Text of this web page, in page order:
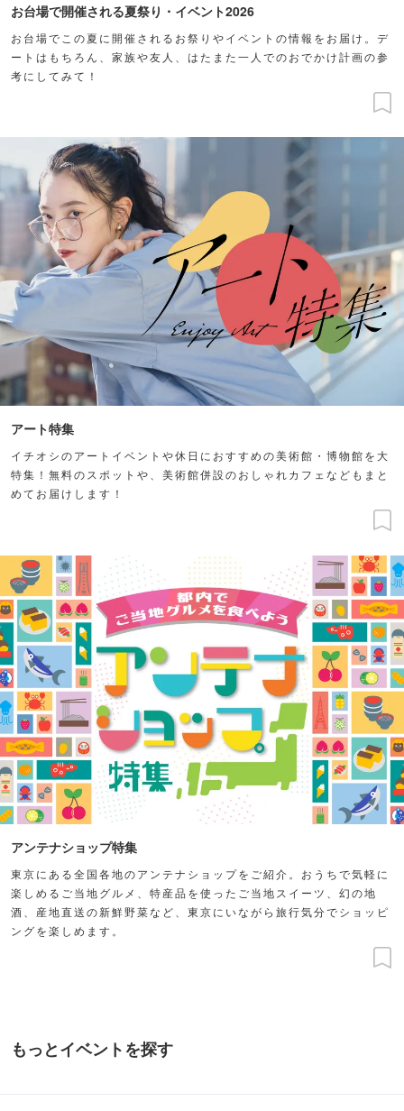
お台場で開催される夏祭り・イベント2026
お台場でこの夏に開催されるお祭りやイベントの情報をお届け。デ
ートはもちろん、家族や友人、はたまた一人でのおでかけ計画の参
考にしてみて！
アート特集
イチオシのアートイベントや休日におすすめの美術館・博物館を大
特集！無料のスポットや、美術館併設のおしゃれカフェなどもまと
めてお届けします！
アンテナショップ特集
東京にある全国各地のアンテナショップをご紹介。おうちで気軽に
楽しめるご当地グルメ、特産品を使ったご当地スイーツ、幻の地
酒、産地直送の新鮮野菜など、東京にいながら旅行気分でショッピ
ングを楽しめます。
もっとイベントを探す